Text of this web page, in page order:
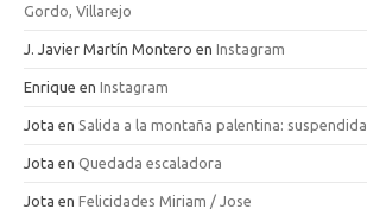
Gordo, Villarejo
J. Javier Martín Montero en Instagram
Enrique en Instagram
Jota en Salida a la montaña palentina: suspendida
Jota en Quedada escaladora
Jota en Felicidades Miriam / Jose